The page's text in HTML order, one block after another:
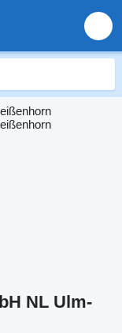
NL Ulm-